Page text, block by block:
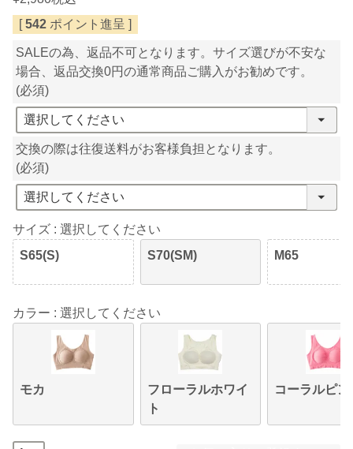
[ 542 ポイント進呈 ]
SALEの為、返品不可となります。サイズ選びが不安な
場合、返品交換0円の通常商品ご購入がお勧めです。
(必須)
交換の際は往復送料がお客様負担となります。
(必須)
サイズ
選択してください
S65(S)
S70(SM) M65
カラー 選択してください
モカ
フローラルホワイ
ト
コーラルピン